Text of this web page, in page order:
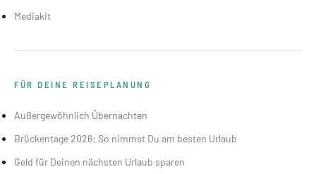
Mediakit
FÜR DEINE REISEPLANUNG
Außergewöhnlich Übernachten
Brückentage 2026: So nimmst Du am besten Urlaub
Geld für Deinen nächsten Urlaub sparen